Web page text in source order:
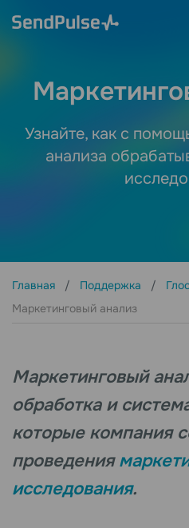
Узнайте, как с
анализа
Главная Поддержка
Маркетинговый анализ
Маркетинговый
обработка и
которые компания
проведения
исследования.